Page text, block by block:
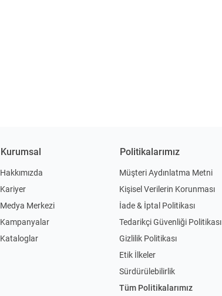
Kurumsal
Hakkımızda
Kariyer
Medya Merkezi
Kampanyalar
Kataloglar
Politikalarımız
Müşteri Aydınlatma Metni
Kişisel Verilerin Korunması
İade & İptal Politikası
Tedarikçi Güvenliği Politikası
Gizlilik Politikası
Etik İlkeler
Sürdürülebilirlik
Tüm Politikalarımız